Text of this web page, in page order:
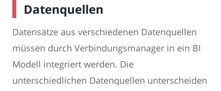
Datenquellen
Datensätze aus verschiedenen Datenquellen
müssen durch Verbindungsmanager in ein BI
Modell integriert werden. Die
unterschiedlichen Datenquellen unterscheiden